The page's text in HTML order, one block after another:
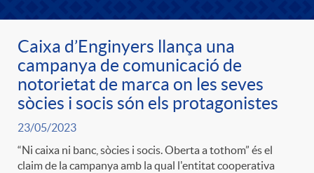
e
g
o
r
Caixa d’Enginyers llança una
campanya de comunicació de
notorietat de marca on les seves
sòcies i socis són els protagonistes
23/05/2023
“Ni caixa ni banc, sòcies i socis. Oberta a tothom” és el
claim de la campanya amb la qual l'entitat cooperativa